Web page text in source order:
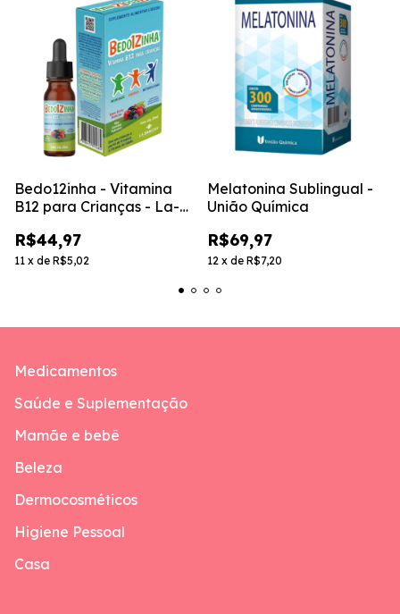
Bedo12inha - Vitamina
B12 para Crianças - La-
R$44,97
11 x de R$5,02
Melatonina Sublingual -
União Química
R$69,97
12 x de R$7,20
Medicamentos
Saúde e Suplementação
Mamãe e bebê
Beleza
Dermocosméticos
Higiene Pessoal
Casa